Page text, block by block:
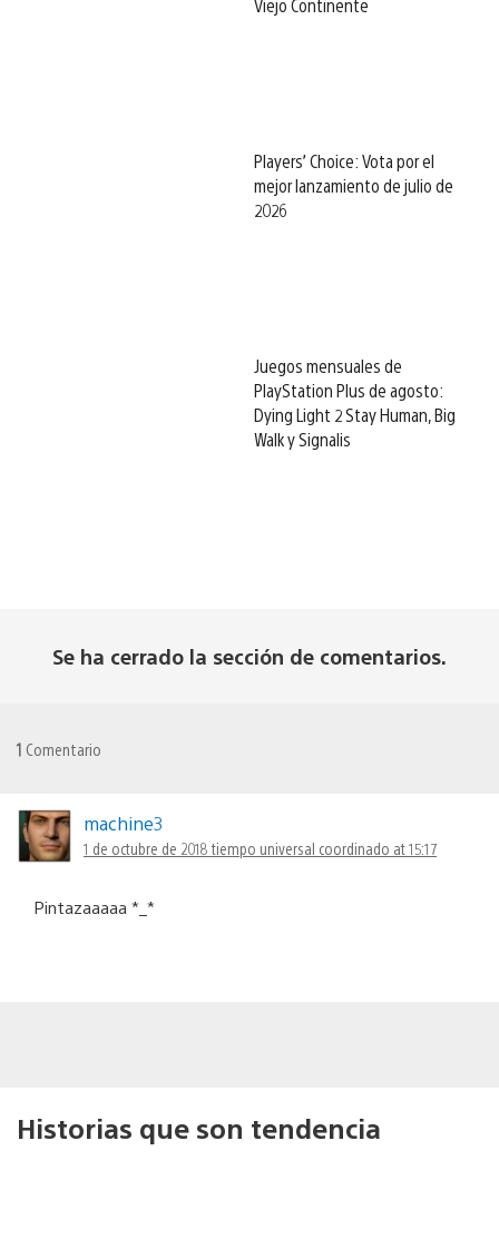
Viejo Continente
Players’ Choice: Vota por el
mejor lanzamiento de julio de
2026
Juegos mensuales de
PlayStation Plus de agosto:
Dying Light 2 Stay Human, Big
Walk y Signalis
Se ha cerrado la sección de comentarios.
1 Comentario
machine3
1 de octubre de 2018 tiempo universal coordinado at 15:17
Pintazaaaaa *_*
Historias que son tendencia